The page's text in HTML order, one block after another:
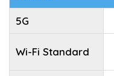
5G
Wi-Fi Standard